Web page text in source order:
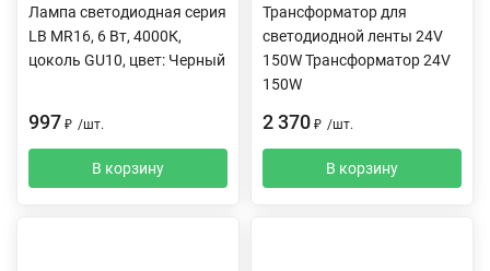
Лампа светодиодная серия
LB MR16, 6 Вт, 4000К,
цоколь GU10, цвет: Черный
997 ₽ /шт.
В корзину
Трансформатор для
светодиодной ленты 24V
150W Трансформатор 24V
150W
2 370 ₽ /шт.
В корзину